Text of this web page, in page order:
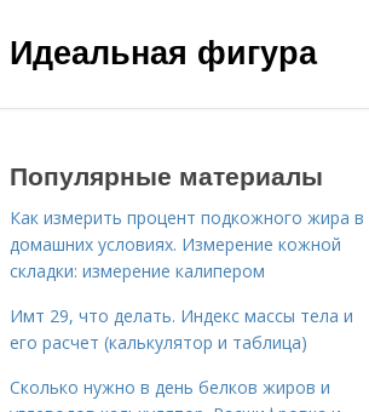
Идеальная фигура
Популярные материалы
Как измерить процент подкожного жира в
домашних условиях. Измерение кожной
складки: измерение калипером
Имт 29, что делать. Индекс массы тела и
его расчет (калькулятор и таблица)
Сколько нужно в день белков жиров и